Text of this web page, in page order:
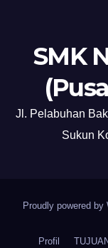
SMK
Jl. Pelabuhan
Sukun
Proudly powered by
Profil